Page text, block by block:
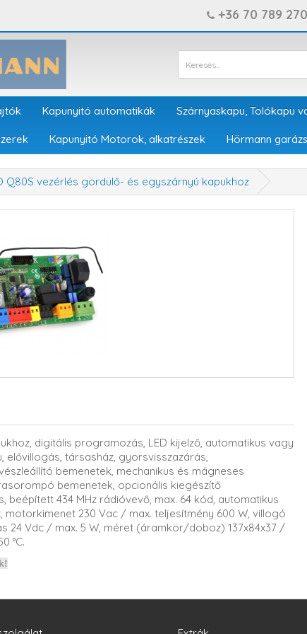
+36 70 789
Kapunyitó automatikák Szárnyaskapu, Tolókapu
Kapunyitó Motorok, alkatrészek Hörmann
Q80S vezérlés gördülő- és egyszárnyú kapukhoz
digitális programozás, LED kijelző, automatikus vagy
társasház, gyorsvisszazárás,
bemenetek, mechanikus és mágneses
bemenetek, opcionális kiegészítő
434 MHz rádióvevő, max. 64 kód, automatikus
230 Vac / max. teljesítmény 600 W, villogó
24 Vdc / max. 5 W, méret (áramkör/doboz) 137x84x37 /
°C.